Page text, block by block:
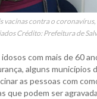
vacinas contra o
Crédito: Prefeitura de
com mais de 60
alguns municípios
as pessoas com
que podem ser